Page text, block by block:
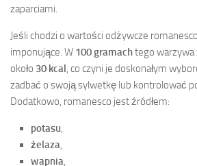
zaparciami.
Jeśli chodzi o wartości odżywcze
imponujące. W 100 gramachtego warzywa
około 30 kcal, co czyni je doskonałym
zadbać o swoją sylwetkę lub kontrolować
Dodatkowo, romanesco jest źródłem:
potasu,
żelaza,
wapnia,